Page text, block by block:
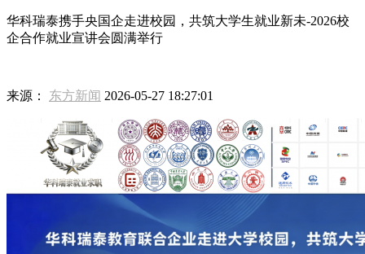
华科瑞泰携手央国企走进校园，共筑大学生就业新未-2026校
企合作就业宣讲会圆满举行
来源： 东方新闻 2026-05-27 18:27:01